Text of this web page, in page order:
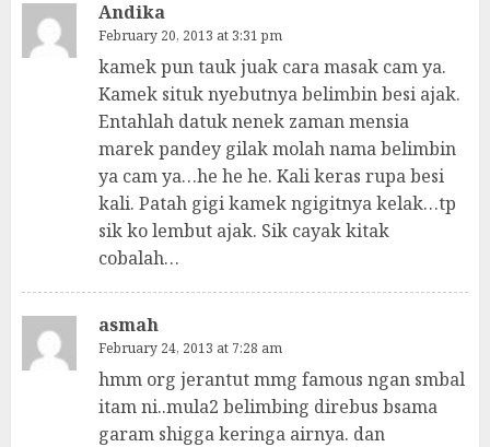
Andika
February 20, 2013 at 3:31 pm
kamek pun tauk juak cara masak cam ya.
Kamek situk nyebutnya belimbin besi ajak.
Entahlah datuk nenek zaman mensia
marek pandey gilak molah nama belimbin
ya cam ya…he he he. Kali keras rupa besi
kali. Patah gigi kamek ngigitnya kelak…tp
sik ko lembut ajak. Sik cayak kitak
cobalah…
asmah
February 24, 2013 at 7:28 am
hmm org jerantut mmg famous ngan smbal
itam ni..mula2 belimbing direbus bsama
garam shigga keringa airnya. dan